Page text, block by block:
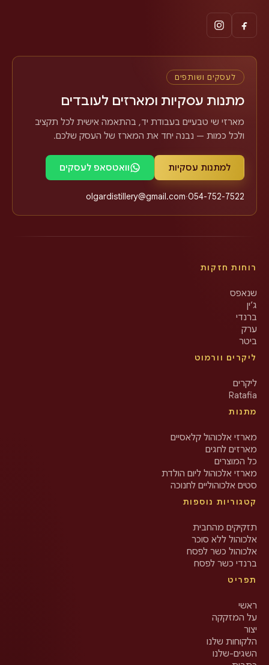
לעסקים ושותפים
מתנות עסקיות ומארזים לעובדים
מארזי שי טבעיים בעבודת יד, בהתאמה אישית לכל תקציב
ולכל כמות — נבנה יחד את המארז של העסק שלכם.
למתנות עסקיות וואטסאפ לעסקים
054-752-7522
·
olgardistillery@gmail.com
רוחות חזקות
שנאפס
ג’ין
ברנדי
ערק
ביטר
ליקרים וורמוט
ליקרים
Ratafia
מתנות
מארזי אלכוהול קלאסיים
מארזים לחגים
כל המוצרים
מארזי אלכוהול ליום הולדת
סטים אלכוהוליים לחנוכה
קטגוריות נוספות
תזקיקים מהחבית
אלכוהול ללא סוכר
אלכוהול כשר לפסח
ברנדי כשר לפסח
תפריט
ראשי
על המזקקה
יצור
הלקוחות שלנו
השגים-שלנו